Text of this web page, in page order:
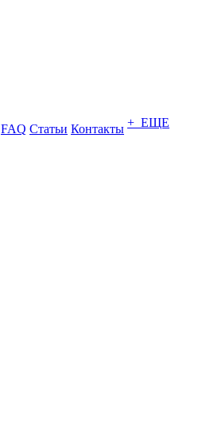
FAQ Статьи Контакты + ЕЩЕ